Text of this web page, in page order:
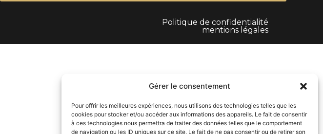
Gérer le consentement
Pour offrir les meilleures expériences, nous utilisons des technologies telles que les
cookies pour stocker et/ou accéder aux informations des appareils. Le fait de consentir
à ces technologies nous permettra de traiter des données telles que le comportement
de navigation ou les ID uniques sur ce site. Le fait de ne pas consentir ou de retirer son
Politique de confidentialité
mentions légales